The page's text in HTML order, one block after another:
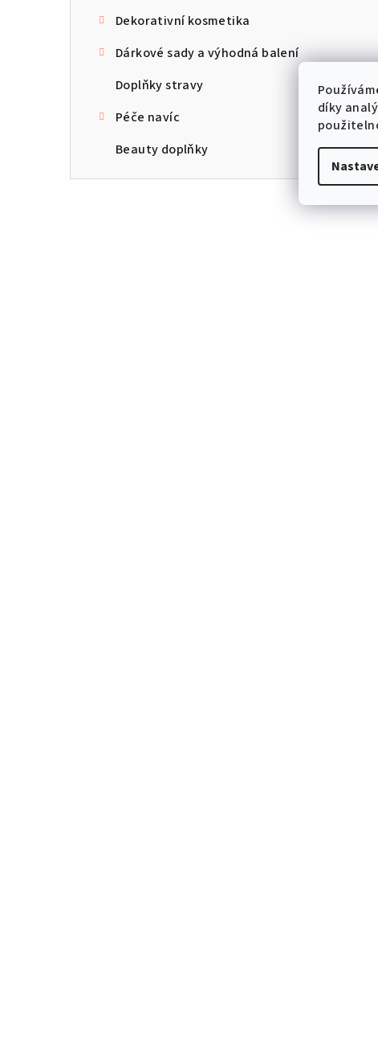
díky
Dekorativní kosmetika
Dárkové sady a výhodná balení
Doplňky stravy
Péče navíc
Beauty doplňky